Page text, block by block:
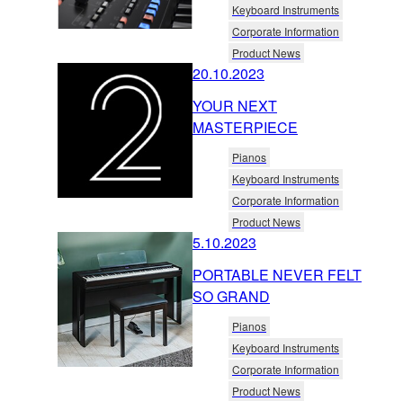
Keyboard Instruments
Corporate Information
Product News
20.10.2023
YOUR NEXT
MASTERPIECE
Pianos
Keyboard Instruments
Corporate Information
Product News
5.10.2023
PORTABLE NEVER FELT
SO GRAND
Pianos
Keyboard Instruments
Corporate Information
Product News